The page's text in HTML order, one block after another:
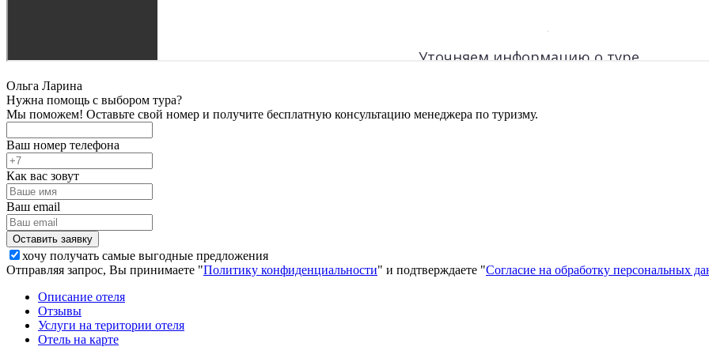
Ольга Ларина
Нужна помощь с выбором тура?
Мы поможем! Оставьте свой номер и получите бесплатную консультацию менеджера по туризму.
Ваш номер телефона
Как вас зовут
Ваш email
хочу получать самые выгодные предложения
Отправляя запрос, Вы принимаете "Политику конфиденциальности" и подтверждаете "Согласие на обработку персональных
Описание отеля
Отзывы
Услуги на територии отеля
Отель на карте